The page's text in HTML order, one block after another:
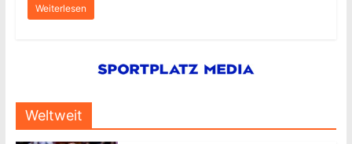
Weiterlesen
Weltweit